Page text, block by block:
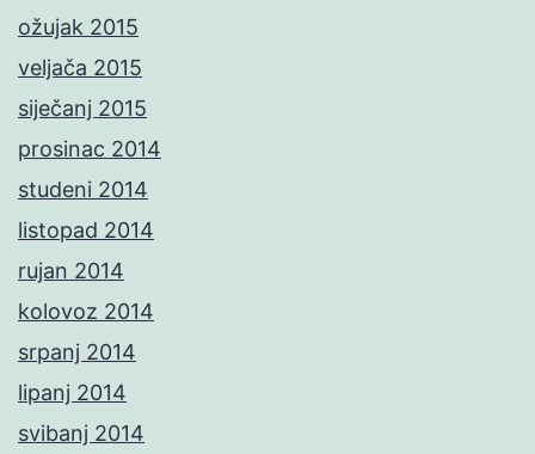
ožujak 2015
veljača 2015
siječanj 2015
prosinac 2014
studeni 2014
listopad 2014
rujan 2014
kolovoz 2014
srpanj 2014
lipanj 2014
svibanj 2014